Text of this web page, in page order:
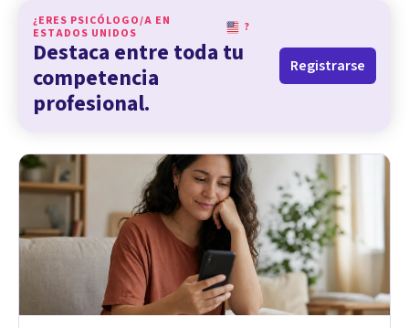
¿ERES PSICÓLOGO/A EN
ESTADOS UNIDOS
?
Destaca entre toda tu
competencia
profesional.
Registrarse